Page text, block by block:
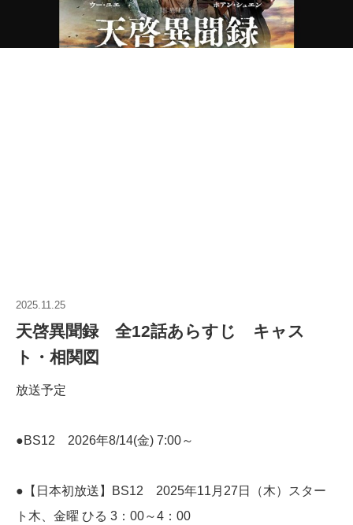
2025.11.25
天啓異聞録 全12話あらすじ キャス
ト・相関図
放送予定
●BS12 2026年8/14(金) 7:00～
●【日本初放送】BS12 2025年11月27日（木）スター
ト木、金曜 ひる 3：00～4：00